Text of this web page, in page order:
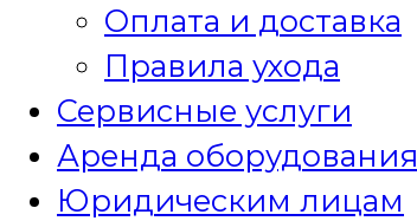
Оплата и доставка
Правила ухода
Сервисные услуги
Аренда оборудования
Юридическим лицам